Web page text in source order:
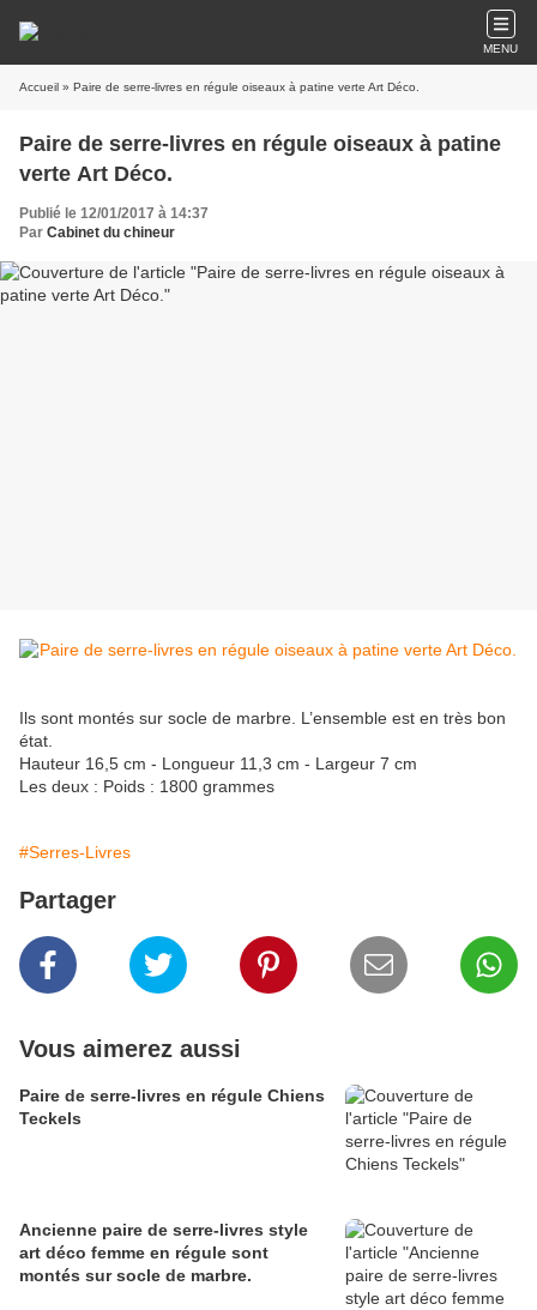
MENU
Accueil » Paire de serre-livres en régule oiseaux à patine verte Art Déco.
Paire de serre-livres en régule oiseaux à patine
verte Art Déco.
Publié le 12/01/2017 à 14:37
Par Cabinet du chineur
Ils sont montés sur socle de marbre. L’ensemble est en très bon
état.
Hauteur 16,5 cm - Longueur 11,3 cm - Largeur 7 cm
Les deux : Poids : 1800 grammes
#Serres-Livres
Partager
Vous aimerez aussi
Paire de serre-livres en régule Chiens
Teckels
Ancienne paire de serre-livres style
art déco femme en régule sont
montés sur socle de marbre.